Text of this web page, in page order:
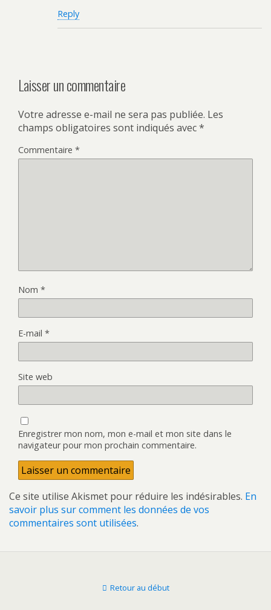
Reply
Laisser un commentaire
Votre adresse e-mail ne sera pas publiée. Les
champs obligatoires sont indiqués avec*
Commentaire *
Nom *
E-mail *
Site web
Enregistrer mon nom, mon e-mail et mon site dans le
navigateur pour mon prochain commentaire.
Ce site utilise Akismet pour réduire les indésirables. En
savoir plus sur comment les données de vos
commentaires sont utilisées.
Retour au début